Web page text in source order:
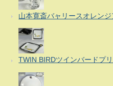
山本寛斎バャリースオレン
TWIN BIRDツインバードプ